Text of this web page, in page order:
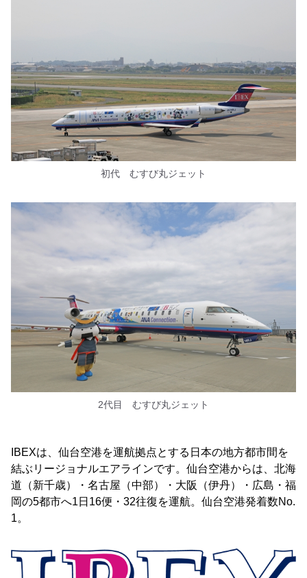
初代 むすび丸ジェット
2代目 むすび丸ジェット
IBEXは、仙台空港を運航拠点とする日本の地方都市間を
結ぶリージョナルエアラインです。仙台空港からは、北海
道（新千歳）・名古屋（中部）・大阪（伊丹）・広島・福
岡の5都市へ1日16便・32往復を運航。仙台空港発着数No.
1。